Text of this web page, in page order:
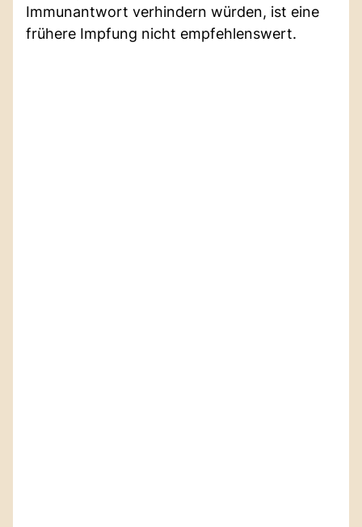
Immunantwort verhindern würden, ist eine
frühere Impfung nicht empfehlenswert.